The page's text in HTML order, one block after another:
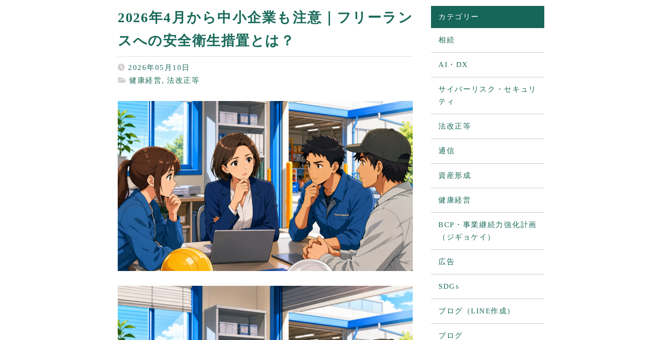
2026年4月から中小企業も注意｜フリーラン
スへの安全衛生措置とは？
2026年05月10日
健康経営,法改正等
カテゴリー
相続
AI・DX
サイバーリスク・セキュリ
ティ
法改正等
通信
資産形成
健康経営
BCP・事業継続力強化計画
（ジギョケイ）
広告
SDGs
ブログ（LINE作成）
ブログ